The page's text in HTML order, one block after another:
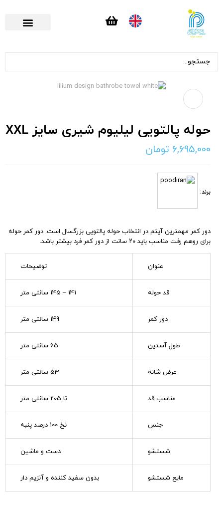
حوله پالتویی لیلیوم شیری سایز XXL
6,695,000 تومان
برند:
دور کمر مهمترین آیتم در انتخاب حوله پالتویی بزرگسال است. دور کمر حوله
برای روهم رفت مناسب باید ۲۰ سانت از دور کمر فرد بیشتر باشد.
عنوان توضیحات
قد حوله
دور کمر
طول آستین
عرض شانه
مناسب قد تا 205 سانتی متر
جنس نخ 100 درصد پنبه
شستشو دست و ماشین
مایع شستشو بدون سفید کننده و آنزیم دار